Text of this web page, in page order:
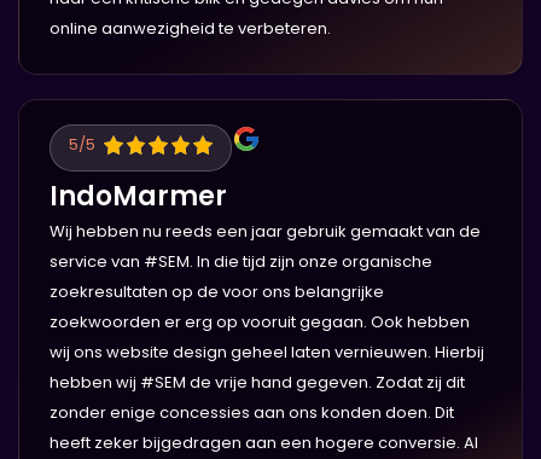
online aanwezigheid te verbeteren.
5/5
IndoMarmer
Wij hebben nu reeds een jaar gebruik gemaakt van de
service van #SEM. In die tijd zijn onze organische
zoekresultaten op de voor ons belangrijke
zoekwoorden er erg op vooruit gegaan. Ook hebben
wij ons website design geheel laten vernieuwen. Hierbij
hebben wij #SEM de vrije hand gegeven. Zodat zij dit
zonder enige concessies aan ons konden doen. Dit
heeft zeker bijgedragen aan een hogere conversie. Al